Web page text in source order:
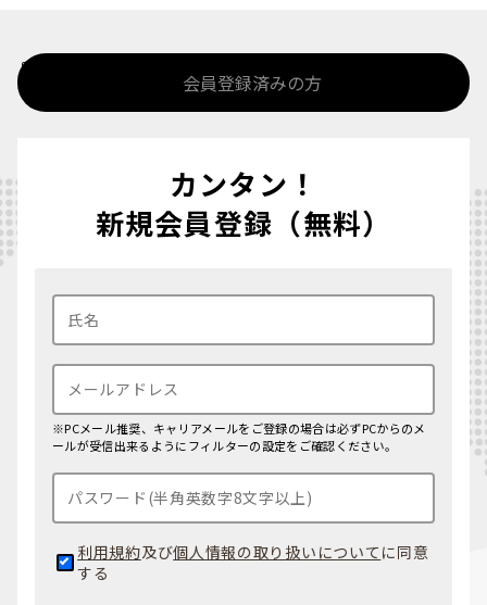
%>
会員登録済みの方
カンタン！
新規会員登録（無料）
※PCメール推奨、キャリアメールをご登録の場合は必ずPCからのメ
ールが受信出来るようにフィルターの設定をご確認ください。
利用規約及び個人情報の取り扱いについて に同意
する